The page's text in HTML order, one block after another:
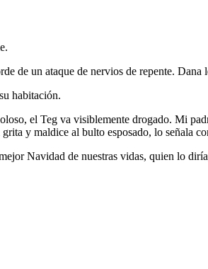
de un ataque de nervios de repente. Dana
habitación.
el Teg va visiblemente drogado. Mi
y maldice al bulto esposado, lo señala
Navidad de nuestras vidas, quien lo